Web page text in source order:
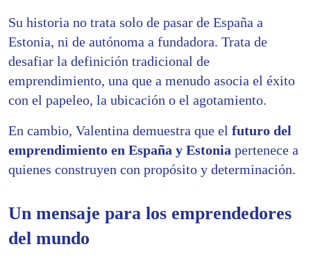
Su historia no trata solo de pasar de España a
Estonia, ni de autónoma a fundadora. Trata de
desafiar la definición tradicional de
emprendimiento, una que a menudo asocia el éxito
con el papeleo, la ubicación o el agotamiento.
En cambio, Valentina demuestra que el futuro del
emprendimiento en España y Estonia pertenece a
quienes construyen con propósito y determinación.
Un mensaje para los emprendedores
del mundo